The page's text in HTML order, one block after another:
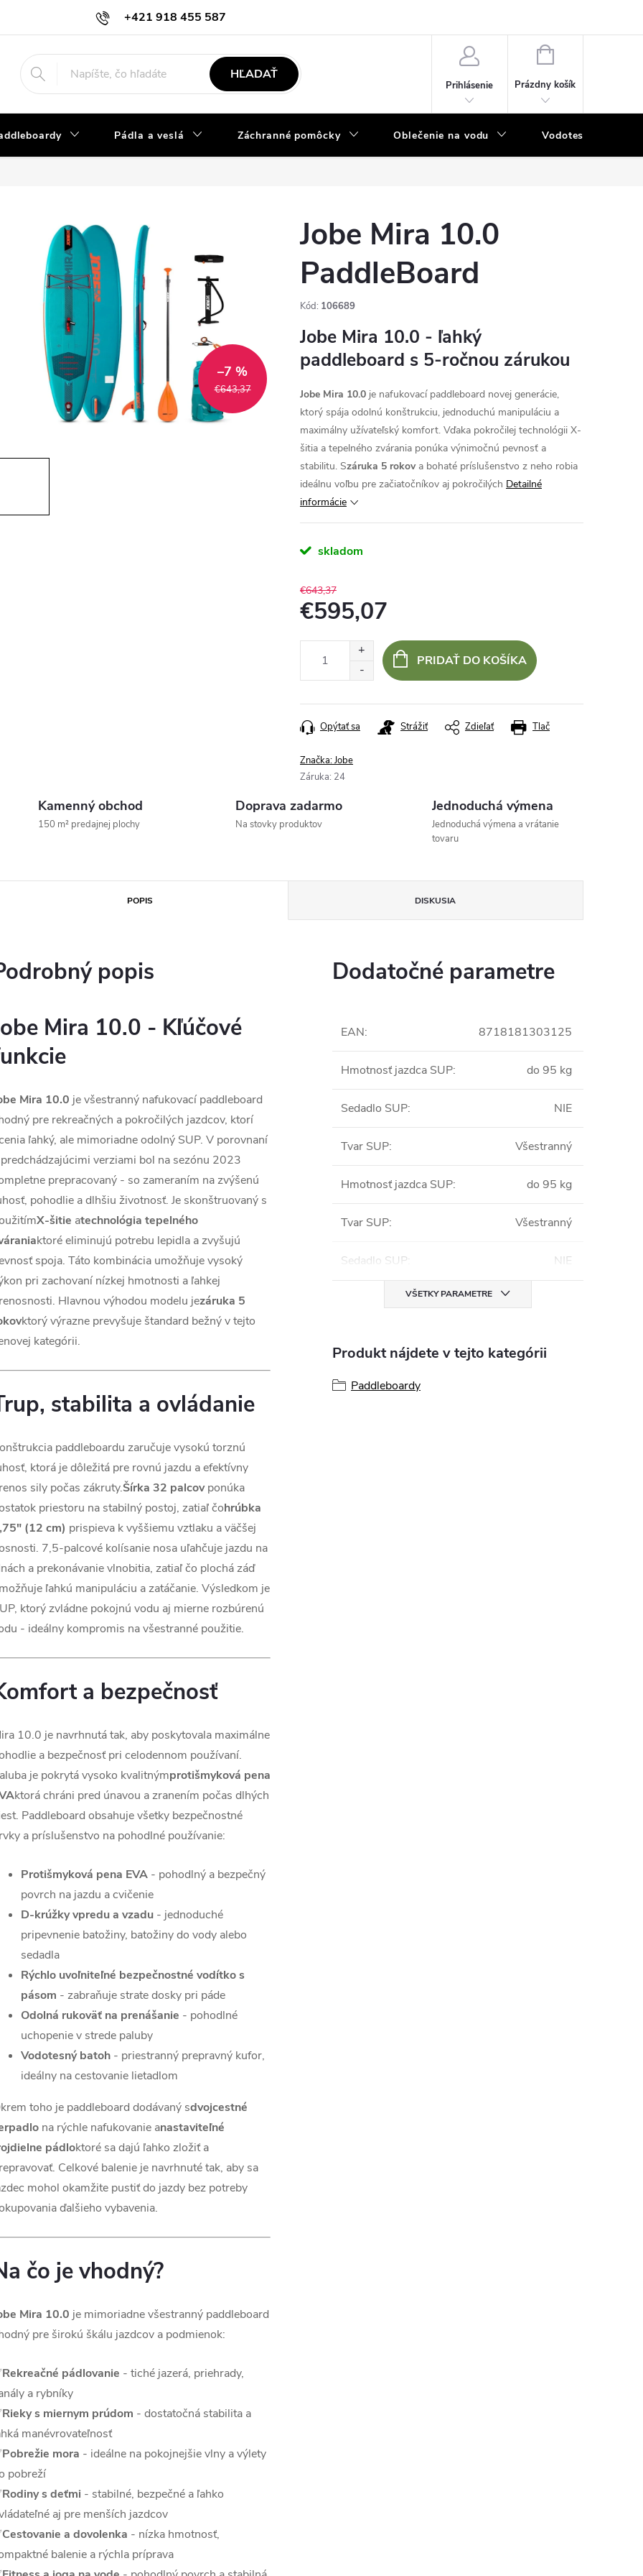
+421 918 455 587
info@vodacky-obchod.sk
HĽADAŤ
Prihlásenie
NÁKUPNÝ
Prázdny košík
Pádla a veslá Záchranné pomôcky Oblečenie na vodu Vodotesný program
€643,37
–7 %
Jobe Mira 10.0
PaddleBoard
Kód: 106689
Jobe Mira 10.0 - ľahký
paddleboard s 5-ročnou zárukou
Jobe Mira 10.0 je nafukovací paddleboard novej generácie,
ktorý spája odolnú konštrukciu, jednoduchú manipuláciu a
maximálny užívateľský komfort. Vďaka pokročilej technológii X-
šitia a tepelného zvárania ponúka výnimočnú pevnosť a
stabilitu. Száruka 5 rokova bohaté príslušenstvo z neho robia
ideálnu voľbu pre začiatočníkov aj pokročilých Detailné
informácie
skladom
€643,37
€595,07
PRIDAŤ DO KOŠÍKA
Tlač
Opýtať sa Strážiť Zdieľať
Značka:Jobe
Záruka: 24
Kamenný obchod
150 m² predajnej plochy
Doprava zadarmo
Na stovky produktov
Jednoduchá výmena
Jednoduchá výmena a vrátanie
tovaru
POPIS DISKUSIA
popis
Mira 10.0 - Kľúčové
Mira 10.0 je všestranný nafukovací paddleboard
pre rekreačných a pokročilých jazdcov, ktorí
ľahký, ale mimoriadne odolný SUP. V porovnaní
verziami bol na sezónu 2023
prepracovaný - so zameraním na zvýšenú
pohodlie a dlhšiu životnosť. Je skonštruovaný s
X-šitie atechnológia tepelného
ktoré eliminujú potrebu lepidla a zvyšujú
spoja. Táto kombinácia umožňuje vysoký
pri zachovaní nízkej hmotnosti a ľahkej
Hlavnou výhodou modelu jezáruka 5
ktorý výrazne prevyšuje štandard bežný v tejto
kategórii.
stabilita a ovládanie
paddleboardu zaručuje vysokú torznú
ktorá je dôležitá pre rovnú jazdu a efektívny
sily počas zákruty.Šírka 32 palcovponúka
priestoru na stabilný postoj, zatiaľ čohrúbka
(12 cm) prispieva k vyššiemu vztlaku a väčšej
7,5-palcové kolísanie nosa uľahčuje jazdu na
a prekonávanie vlnobitia, zatiaľ čo plochá záď
ľahkú manipuláciu a zatáčanie. Výsledkom je
ktorý zvládne pokojnú vodu aj mierne rozbúrenú
- ideálny kompromis na všestranné použitie.
a bezpečnosť
10.0 je navrhnutá tak, aby poskytovala maximálne
a bezpečnosť pri celodennom používaní.
je pokrytá vysoko kvalitnýmprotišmyková pena
ktorá chráni pred únavou a zranením počas dlhých
Paddleboard obsahuje všetky bezpečnostné
a príslušenstvo na pohodlné používanie:
Protišmyková pena EVA - pohodlný a bezpečný
povrch na jazdu a cvičenie
D-krúžky vpredu a vzadu - jednoduché
pripevnenie batožiny, batožiny do vody alebo
sedadla
Rýchlo uvoľniteľné bezpečnostné vodítko s
pásom - zabraňuje strate dosky pri páde
Odolná rukoväť na prenášanie - pohodlné
uchopenie v strede paluby
Vodotesný batoh - priestranný prepravný kufor,
ideálny na cestovanie lietadlom
toho je paddleboard dodávaný sdvojcestné
na rýchle nafukovanie anastaviteľné
pádloktoré sa dajú ľahko zložiť a
Celkové balenie je navrhnuté tak, aby sa
mohol okamžite pustiť do jazdy bez potreby
ďalšieho vybavenia.
čo je vhodný?
Mira 10.0 je mimoriadne všestranný paddleboard
pre širokú škálu jazdcov a podmienok:
Rekreačné pádlovanie - tiché jazerá, priehrady,
a rybníky
Rieky s miernym prúdom - dostatočná stabilita a
manévrovateľnosť
Pobrežie mora - ideálne na pokojnejšie vlny a výlety
pobreží
Rodiny s deťmi - stabilné, bezpečné a ľahko
aj pre menších jazdcov
Cestovanie a dovolenka - nízka hmotnosť,
balenie a rýchla príprava
Dodatočné parametre
EAN: 8718181303125
Hmotnosť jazdca SUP: do 95 kg
Sedadlo SUP: NIE
Tvar SUP: Všestranný
Hmotnosť jazdca SUP: do 95 kg
Tvar SUP: Všestranný
Sedadlo SUP: NIE
VŠETKY PARAMETRE
Produkt nájdete v tejto kategórii
Paddleboardy